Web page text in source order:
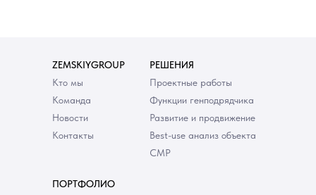
ZEMSKIYGROUP РЕШЕНИЯ
ПОРТФОЛИО
Кто мы Проектные работы
Новости Развитие и продвижение
Команда Функции генподрядчика
Контакты
Best-use анализ объекта
СМР